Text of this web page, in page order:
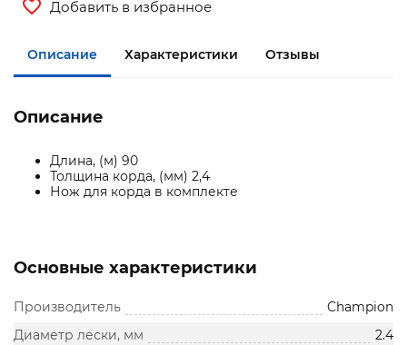
Добавить в избранное
Описание Характеристики Отзывы
Описание
Длина, (м) 90
Толщина корда, (мм) 2,4
Нож для корда в комплекте
Основные характеристики
Производитель
Champion
Диаметр лески, мм
2.4